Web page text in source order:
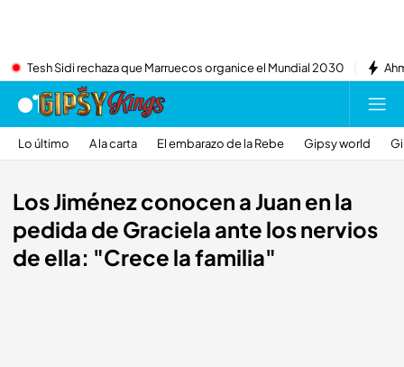
Tesh Sidi rechaza que Marruecos organice el Mundial 2030
Lo último A la carta El embarazo de la Rebe Gipsy world
Los Jiménez conocen a Juan en la
pedida de Graciela ante los nervios
de ella: "Crece la familia"